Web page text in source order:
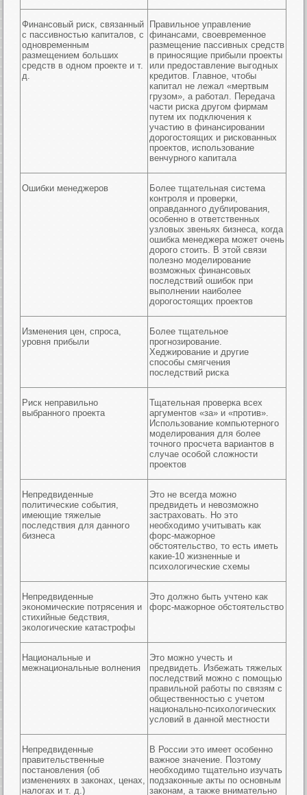
Финансовый риск, связанный
с пассивностью капиталов, с
одновременным
размещением больших
средств в одном проекте и т.
д.
Правильное управление
финансами, своевременное
размещение пассивных средств
в приносящие прибыли проекты
или предоставление выгодных
кредитов. Главное, чтобы
капитал не лежал «мертвым
грузом», а работал. Передача
части риска другом фирмам
путем их подключения к
участию в финансировании
дорогостоящих и рискованных
проектов, использование
венчурного капитала
Ошибки менеджеров
Более тщательная система
контроля и проверки,
оправданного дублирования,
особенно в ответственных
узловых звеньях бизнеса, когда
ошибка менеджера может очень
дорого стоить. В этой связи
полезно моделирование
возможных финансовых
последствий ошибок при
выполнении наиболее
дорогостоящих проектов
Изменения цен, спроса,
уровня прибыли
Более тщательное
прогнозирование.
Хеджирование и другие
способы смягчения
последствий риска
Риск неправильно
выбранного проекта
Тщательная проверка всех
аргументов «за» и «против».
Использование компьютерного
моделирования для более
точного просчета вариантов в
случае особой сложности
проектов
Непредвиденные
политические события,
имеющие тяжелые
последствия для данного
бизнеса
Это не всегда можно
предвидеть и невозможно
застраховать. Но это
необходимо учитывать как
форс-мажорное
обстоятельство, то есть иметь
какие-10 жизненные и
психологические схемы
Непредвиденные
экономические потрясения и
стихийные бедствия,
экологические катастрофы
Это должно быть учтено как
форс-мажорное обстоятельство
Национальные и
межнациональные волнения
Это можно учесть и
предвидеть. Избежать тяжелых
последствий можно с помощью
правильной работы по связям с
общественностью с учетом
национально-психологических
условий в данной местности
Непредвиденные
правительственные
постановления (об
изменениях в законах, ценах,
налогах и т. д.)
В России это имеет особенно
важное значение. Поэтому
необходимо тщательно изучать
подзаконные акты по основным
законам, а также внимательно